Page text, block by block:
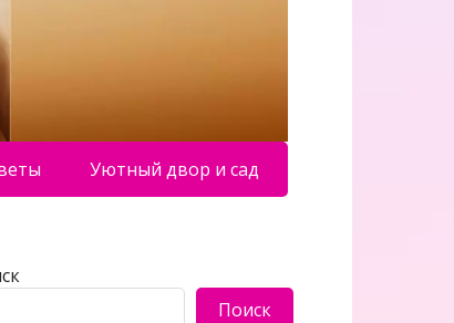
Уютный двор и сад
Поиск